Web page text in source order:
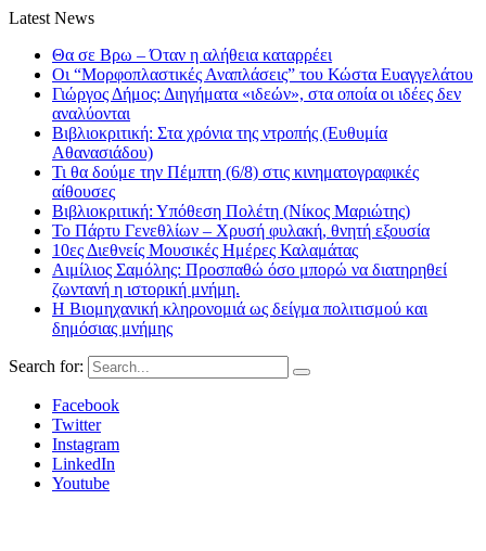
Latest News
Θα σε Βρω – Όταν η αλήθεια καταρρέει
Οι “Μορφοπλαστικές Αναπλάσεις” του Κώστα Ευαγγελάτου
Γιώργος Δήμος: Διηγήματα «ιδεών», στα οποία οι ιδέες δεν
αναλύονται
Βιβλιοκριτική: Στα χρόνια της ντροπής (Ευθυμία
Αθανασιάδου)
Τι θα δούμε την Πέμπτη (6/8) στις κινηματογραφικές
αίθουσες
Βιβλιοκριτική: Υπόθεση Πολέτη (Νίκος Μαριώτης)
Το Πάρτυ Γενεθλίων – Χρυσή φυλακή, θνητή εξουσία
10ες Διεθνείς Μουσικές Ημέρες Καλαμάτας
Αιμίλιος Σαμόλης: Προσπαθώ όσο μπορώ να διατηρηθεί
ζωντανή η ιστορική μνήμη.
Η Βιομηχανική κληρονομιά ως δείγμα πολιτισμού και
δημόσιας μνήμης
Search for:
Facebook
Twitter
Instagram
LinkedIn
Youtube